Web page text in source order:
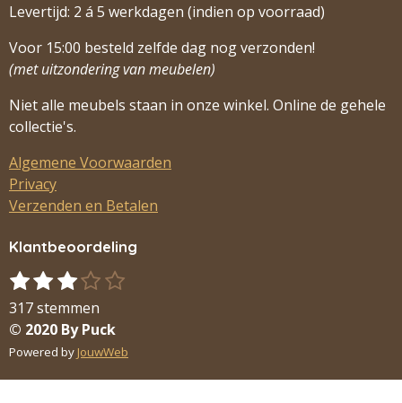
Levertijd: 2 á 5 werkdagen (indien op voorraad)
Voor 15:00 besteld zelfde dag nog verzonden!
(met uitzondering van meubelen)
Niet alle meubels staan in onze winkel. Online de gehele
collectie's.
Algemene Voorwaarden
Privacy
Verzenden en Betalen
Klantbeoordeling
R
a
t
i
1
s
t
e
r
2
s
t
e
r
r
3
s
t
e
r
r
4
s
t
e
r
r
5
t
e
r
r
S
m
e
317 stemmen
© 2020 By Puck
Powered by JouwWeb